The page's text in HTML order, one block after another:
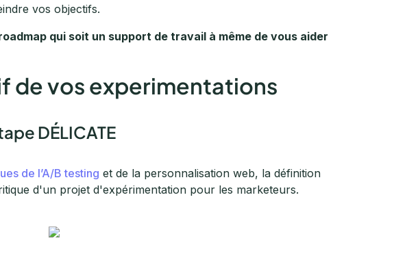
vos objectifs.
qui soit un support de travail à même de vous aider
de vos experimentations
DÉLICATE
de l’A/B testing et de la personnalisation web, la définition
d'un projet d'expérimentation pour les marketeurs.